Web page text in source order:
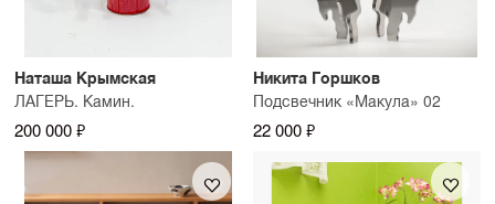
Наташа Крымская
ЛАГЕРЬ. Камин.
200 000 ₽
Никита Горшков
Подсвечник «Макула» 02
22 000 ₽